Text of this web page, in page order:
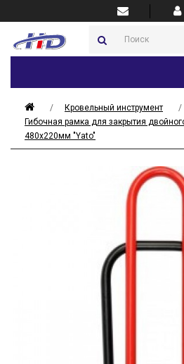
Кровельный инструмент
Гибочная рамка для закрытия
480х220мм "Yato"